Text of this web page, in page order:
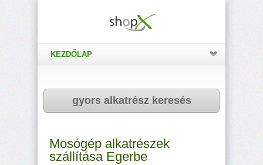
KEZDŐLAP
gyors alkatrész keresés
Mosógép alkatrészek
szállítása Egerbe